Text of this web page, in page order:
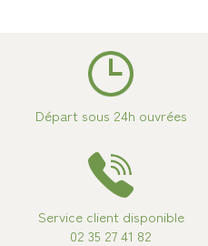
Départ sous 24h ouvrées
Service client disponible
02 35 27 41 82